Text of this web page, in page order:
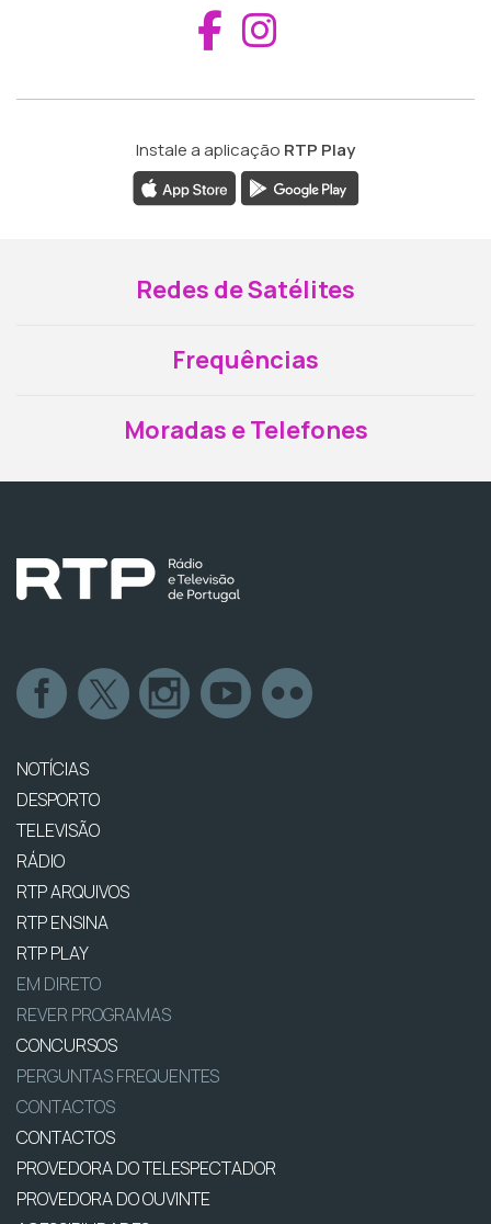
Aceder ao
Instale a aplicação RTP Play
Redes de Satélites
Frequências
Moradas e Telefones
NOTÍCIAS
DESPORTO
TELEVISÃO
RÁDIO
RTP ARQUIVOS
RTP ENSINA
RTP PLAY
EM DIRETO
REVER PROGRAMAS
CONCURSOS
PERGUNTAS FREQUENTES
CONTACTOS
CONTACTOS
PROVEDORA DO TELESPECTADOR
PROVEDORA DO OUVINTE